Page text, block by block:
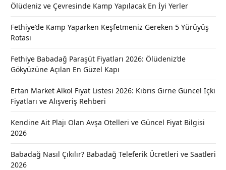
Ölüdeniz ve Çevresinde Kamp Yapılacak En İyi Yerler
Fethiye’de Kamp Yaparken Keşfetmeniz Gereken 5 Yürüyüş
Rotası
Fethiye Babadağ Paraşüt Fiyatları 2026: Ölüdeniz’de
Gökyüzüne Açılan En Güzel Kapı
Ertan Market Alkol Fiyat Listesi 2026: Kıbrıs Girne Güncel İçki
Fiyatları ve Alışveriş Rehberi
Kendine Ait Plajı Olan Avşa Otelleri ve Güncel Fiyat Bilgisi
2026
Babadağ Nasıl Çıkılır? Babadağ Teleferik Ücretleri ve Saatleri
2026